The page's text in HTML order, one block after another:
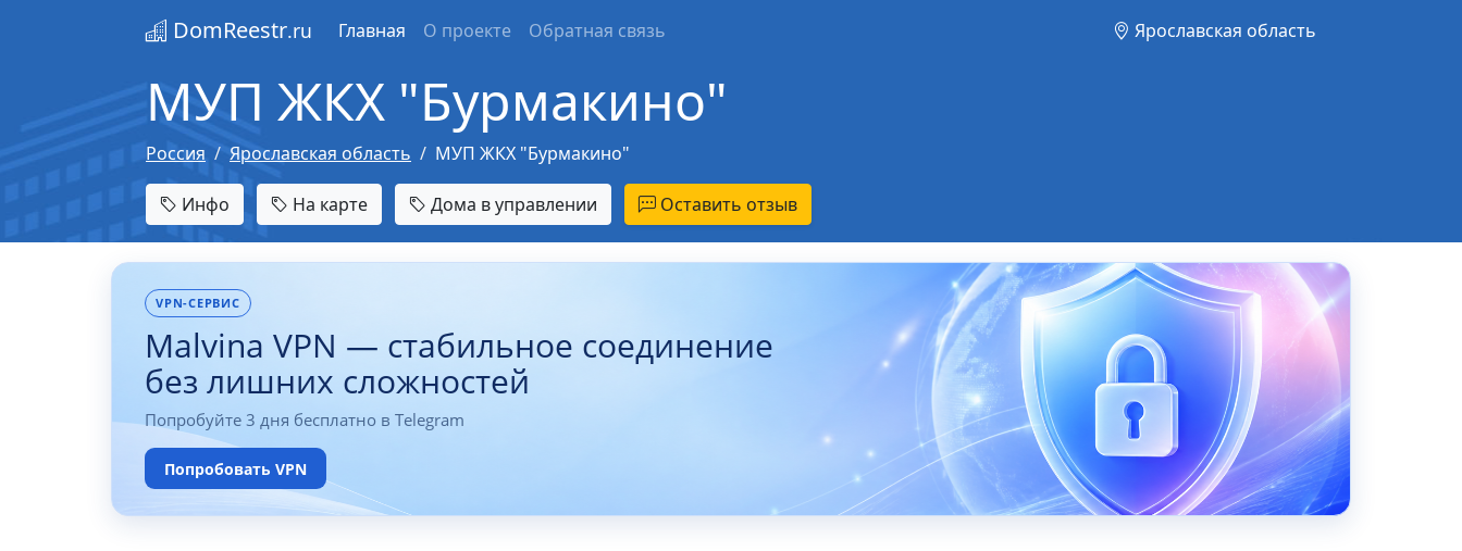
DomReestr.ru Главная О проекте Обратная связь Ярославская область
МУП ЖКХ "Бурмакино"
Россия Ярославская область МУП ЖКХ "Бурмакино"
Инфо На карте Дома в управлении Оставить отзыв
VPN-СЕРВИС
Malvina VPN — стабильное соединение
без лишних сложностей
Попробуйте 3 дня бесплатно в Telegram
Попробовать VPN